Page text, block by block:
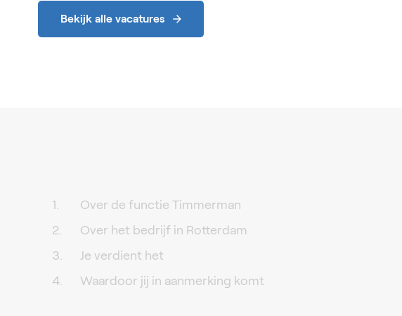
Bekijk alle vacatures
Over de functie Timmerman
Over het bedrijf in Rotterdam
Je verdient het
Waardoor jij in aanmerking komt